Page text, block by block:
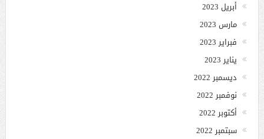
أبريل 2023
مارس 2023
فبراير 2023
يناير 2023
ديسمبر 2022
نوفمبر 2022
أكتوبر 2022
سبتمبر 2022